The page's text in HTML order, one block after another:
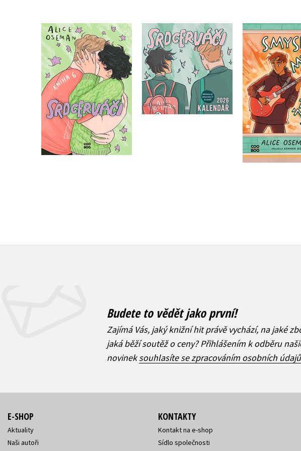
Srdcerváči 6
Alice Oseman
Do košíku
549 Kč
439 Kč
Srdcerváči - kalendář
2026
Alice Oseman
Smysl
Alice
Do
319 Kč
Budete to vědět jako první!
Zajímá Vás, jaký knižní hit právě vychází, na jaké
jaká běží soutěž o ceny? Přihlášením k odběru
novineksouhlasíte se zpracováním osobních údajů
E-SHOP
Aktuality
Naši autoři
KONTAKTY
Kontakt na e-shop
Sídlo společnosti